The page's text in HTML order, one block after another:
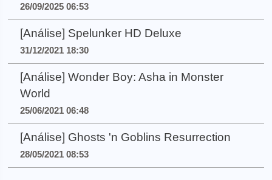
26/09/2025 06:53
[Análise] Spelunker HD Deluxe
31/12/2021 18:30
[Análise] Wonder Boy: Asha in Monster
World
25/06/2021 06:48
[Análise] Ghosts 'n Goblins Resurrection
28/05/2021 08:53